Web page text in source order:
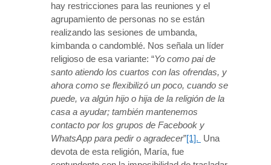
hay restricciones para las reuniones y el
agrupamiento de personas no se están
realizando las sesiones de umbanda,
kimbanda o candomblé. Nos señala un líder
religioso de esa variante: “Yo como pai de
santo atiendo los cuartos con las ofrendas, y
ahora como se flexibilizó un poco, cuando se
puede, va algún hijo o hija de la religión de la
casa a ayudar; también mantenemos
contacto por los grupos de Facebook y
WhatsApp para pedir o agradecer”[1]. Una
devota de esta religión, María, fue